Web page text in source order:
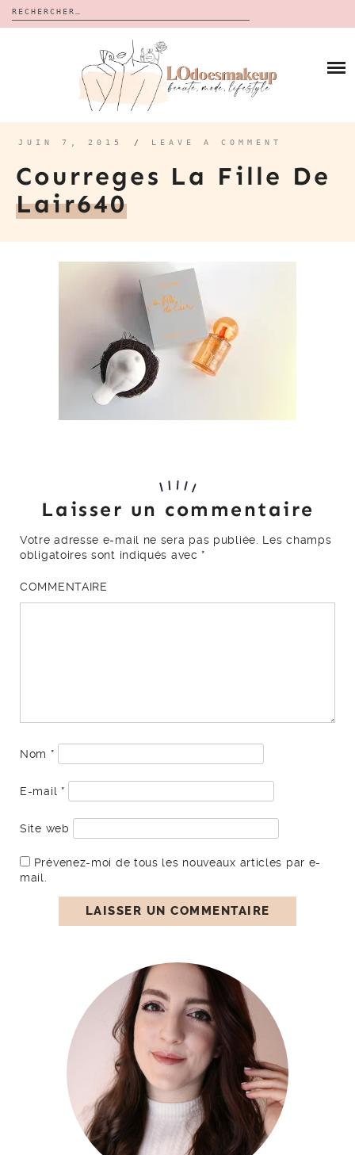
Rechercher :
CALENDRIERS DE L’AVENT
BON PLAN
À PROPOS
CONTACT
JUIN 7, 2015 / LEAVE A COMMENT
Courreges La Fille De
Lair640
Laisser un commentaire
Votre adresse e-mail ne sera pas publiée.
Les champs
obligatoires sont indiqués avec *
COMMENTAIRE
Nom *
E-mail *
Site web
Prévenez-moi de tous les nouveaux articles par e-
mail.